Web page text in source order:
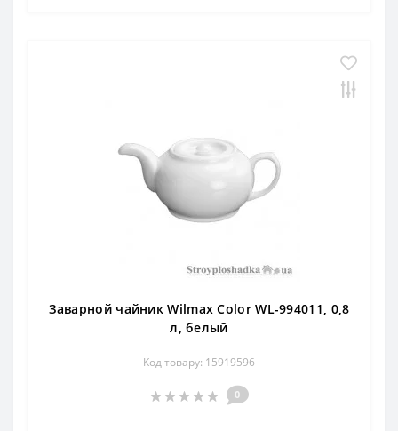
Заварной чайник Wilmax Color WL-994011, 0,8
л, белый
Код товару: 15919596
0